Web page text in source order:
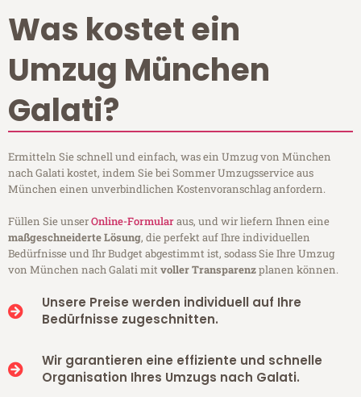
Was kostet ein
Umzug München
Galati?
Ermitteln Sie schnell und einfach, was ein Umzug von München
nach Galati kostet, indem Sie bei Sommer Umzugsservice aus
München einen unverbindlichen Kostenvoranschlag anfordern.
Füllen Sie unserOnline-Formularaus, und wir liefern Ihnen eine
maßgeschneiderte Lösung, die perfekt auf Ihre individuellen
Bedürfnisse und Ihr Budget abgestimmt ist, sodass Sie Ihre Umzug
von München nach Galati mitvoller Transparenzplanen können.
Unsere Preise werden individuell auf Ihre
Bedürfnisse zugeschnitten.
Wir garantieren eine effiziente und schnelle
Organisation Ihres Umzugs nach Galati.